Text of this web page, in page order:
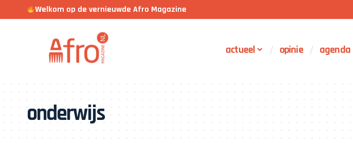
Welkom op de vernieuwde Afro Magazine
actueel opinie agenda
onderwijs